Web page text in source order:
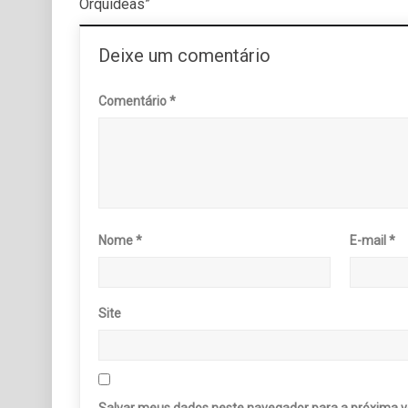
Orquídeas”
Deixe um comentário
Comentário*
Nome* E-mail*
Site